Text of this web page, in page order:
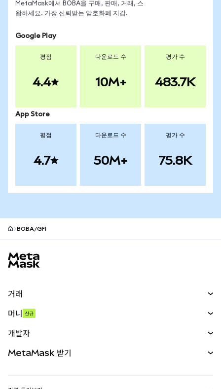
MetaMask에서 BOBA을 구매, 판매, 거래, 스
왑하세요. 가장 신뢰받는 암호화폐 지갑.
Google Play
평점
4.4
다운로드 수
10M+
평가 수
483.7K
App Store
평점
4.7
다운로드 수
50M+
평가 수
75.8K
BOBA/GFI
거래
무기한 선물
실물자산
머니 신규
개발자
MetaMask 받기